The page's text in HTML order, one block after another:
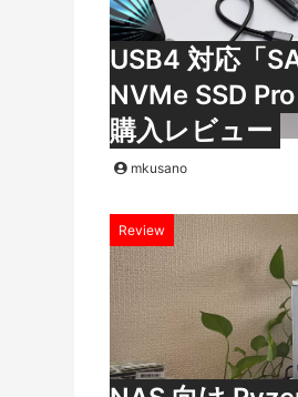
USB4 対応「
NVMe SSD
購入レビュー
mkusano
Review